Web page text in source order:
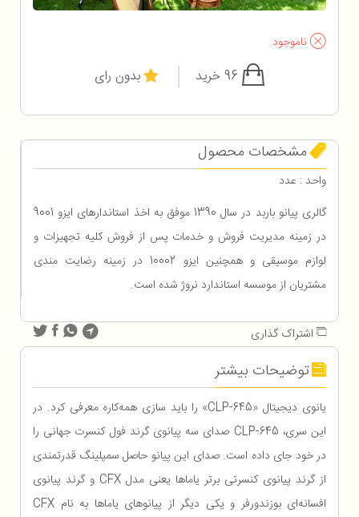
ناموجود
بدون رای
مشخصات محصول
واحد : عدد
گالری پیانو باربد در سال 1390 موفق به اخذ استاندارهای ایزو 9001
در زمینه مدیریت فروش و خدمات پس از فروش کلیه تجهیزات و
لوازم موسیقی و همچنین ایزو 10002 در زمینه رضایت مندی
مشتریان از موسسه استاندارد نروژ شده است.
اشتراک گذاری
توضیحات بیشتر
یانوی دیجیتال «CLP-645» را باید سازی همه‌کاره معرفی کرد. در
این سری، CLP-645 صدای سه پیانوی گرند فول کنسرت جهانی را
در خود جای‌ داده است. صدای این پیانو حاصل سمپلینگ قدرتمندی
از گرند پیانوی کنسرتی برتر یاماها یعنی مدل CFX و گرند پیانوی
افسانه‌ای بوزندورفر و یکی دیگر از پیانو‌های یاماها به نام CFX